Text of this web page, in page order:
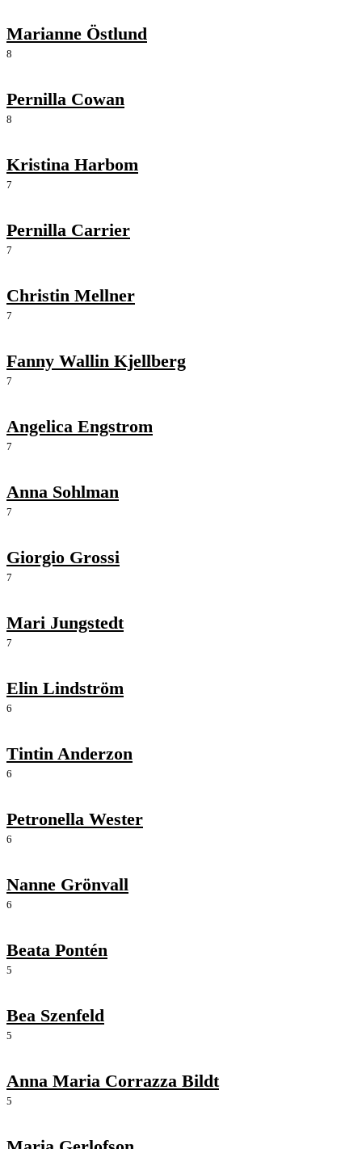
Marianne Östlund
8
Pernilla Cowan
8
Kristina Harbom
7
Pernilla Carrier
7
Christin Mellner
7
Fanny Wallin Kjellberg
7
Angelica Engstrom
7
Anna Sohlman
7
Giorgio Grossi
7
Mari Jungstedt
7
Elin Lindström
6
Tintin Anderzon
6
Petronella Wester
6
Nanne Grönvall
6
Beata Pontén
5
Bea Szenfeld
5
Anna Maria Corrazza Bildt
5